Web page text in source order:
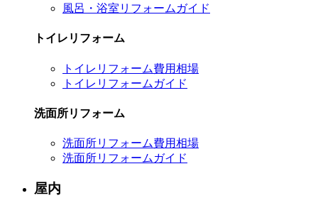
風呂・浴室リフォームガイド
トイレリフォーム
トイレリフォーム費用相場
トイレリフォームガイド
洗面所リフォーム
洗面所リフォーム費用相場
洗面所リフォームガイド
屋内